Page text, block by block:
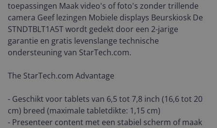
toepassingen Maak video's of foto's zonder trillende
camera Geef lezingen Mobiele displays Beurskiosk De
STNDTBLT1A5T wordt gedekt door een 2-jarige
garantie en gratis levenslange technische
ondersteuning van StarTech.com.
The StarTech.com Advantage
- Geschikt voor tablets van 6,5 tot 7,8 inch (16,6 tot 20
cm) breed (maximale tabletdikte: 1,15 cm)
- Presenteer content met een stabiel scherm of maak